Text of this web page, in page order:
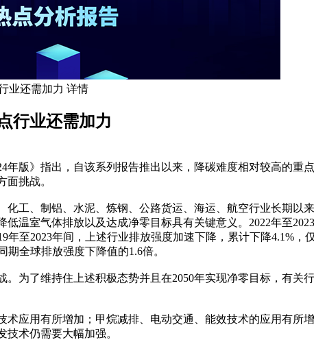
业还需加力 详情
行业还需加力
年版》指出，自该系列报告推出以来，降碳难度相对较高的
挑战。
化工、制铝、水泥、炼钢、公路货运、海运、航空行业长期以
温室气体排放以及达成净零目标具有关键意义。2022年至
年至2023年间，上述行业排放强度加速下降，累计下降4.1%
期全球排放强度下降值的1.6倍。
为了维持住上述积极态势并且在2050年实现净零目标，有
术应用有所增加；甲烷减排、电动交通、能效技术的应用有
术仍需要大幅加强。